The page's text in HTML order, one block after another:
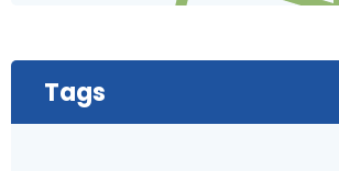
Tags